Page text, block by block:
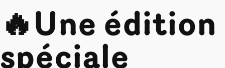
🔥 Une édition
spéciale